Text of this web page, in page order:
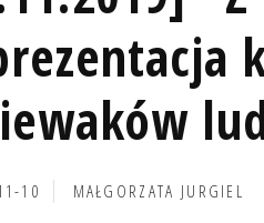
10 MAŁGORZATA JURGIEL